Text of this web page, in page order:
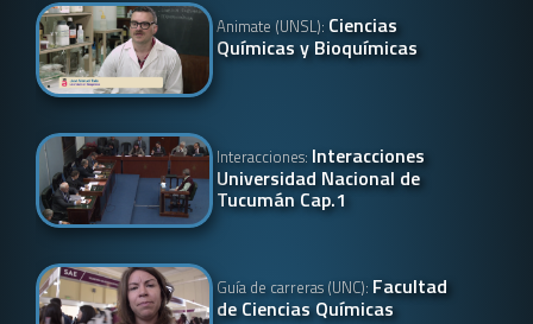
Animate (UNSL): Ciencias
Químicas y Bioquímicas
Interacciones: Interacciones
Universidad Nacional de
Tucumán Cap.1
Guía de carreras (UNC): Facultad
de Ciencias Químicas